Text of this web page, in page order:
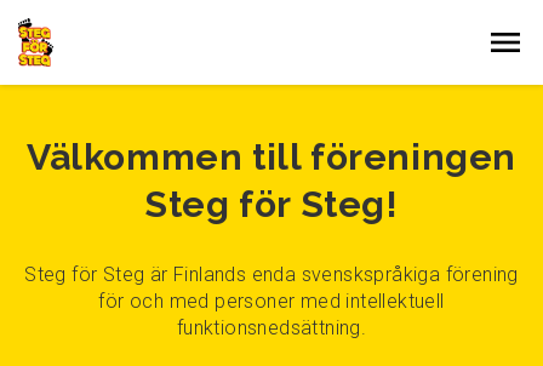
Gå till innehållet
Välkommen till föreningen
Steg för Steg!
Steg för Steg är Finlands enda svenskspråkiga förening
för och med personer med intellektuell
funktionsnedsättning.